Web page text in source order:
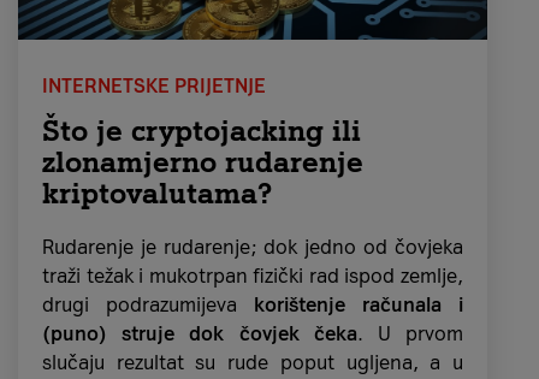
elektroničke pošte.
Phishing svakim danom postaje
korišten, sofisticiraniji je
kreiraju preko milijun i pol novih phishing
stranica koje koriste za napade.
nastavku ti predstavljamo one koji su danas
najrašireniji.
Spear phishing
INTERNETSKE PRIJETNJE
Što je cryptojacking ili
zlonamjerno rudarenje
kriptovalutama?
Rudarenje je rudarenje; dok jedno od čovjeka
traži težak i mukotrpan fizički rad ispod zemlje,
drugi podrazumijeva
korištenje računala i
(puno) struje dok čovjek čeka. U prvom
slučaju rezultat su rude poput ugljena, a u